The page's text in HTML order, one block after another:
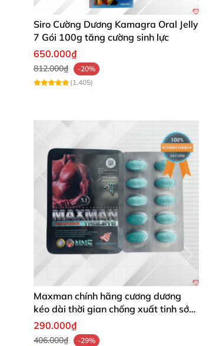
Siro Cường Dương Kamagra Oral Jelly
7 Gói 100g tăng cường sinh lực
650.000₫
812.000₫
-20%
(1,405)
Maxman chính hãng cương dương
kéo dài thời gian chống xuất tinh sớm
hộp 10 viên
290.000₫
406.000₫
-29%